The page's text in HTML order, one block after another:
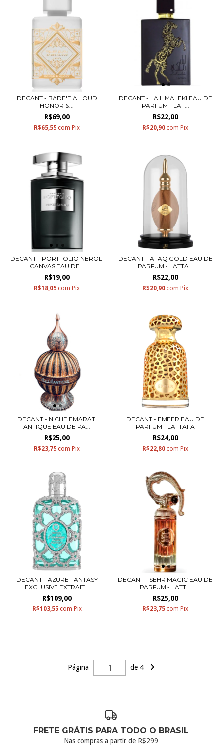
DECANT - BADE'E AL OUD
HONOR &...
R$69,00
R$65,55 com Pix
DECANT - LAIL MALEKI EAU DE
PARFUM - LAT...
R$22,00
R$20,90 com Pix
DECANT - PORTFOLIO NEROLI
CANVAS EAU DE...
R$19,00
R$18,05 com Pix
DECANT - AFAQ GOLD EAU DE
PARFUM - LATTA...
R$22,00
R$20,90 com Pix
DECANT - NICHE EMARATI
ANTIQUE EAU DE PA...
R$25,00
R$23,75 com Pix
DECANT - EMEER EAU DE
PARFUM - LATTAFA
R$24,00
R$22,80 com Pix
DECANT - AZURE FANTASY
EXCLUSIVE EXTRAIT...
R$109,00
R$103,55 com Pix
DECANT - SEHR MAGIC EAU DE
PARFUM - LATT...
R$25,00
R$23,75 com Pix
Página de 4
FRETE GRÁTIS PARA TODO O BRASIL
Nas compras a partir de R$299